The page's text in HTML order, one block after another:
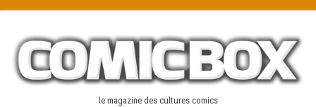
content
le magazine des cultures comics